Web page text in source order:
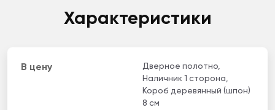
Характеристики
В цену
Дверное полотно,
Наличник 1 сторона,
Короб деревянный (шпон)
8 см